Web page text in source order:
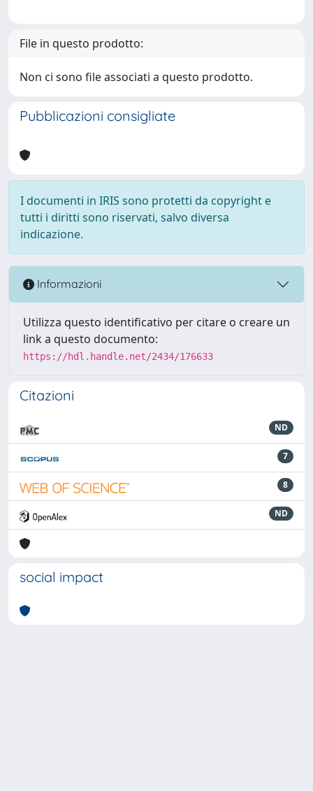
File in questo prodotto:
Non ci sono file associati a questo prodotto.
Pubblicazioni consigliate
I documenti in IRIS sono protetti da copyright e
tutti i diritti sono riservati, salvo diversa
indicazione.
Informazioni
Utilizza questo identificativo per citare o creare un
link a questo documento:
https://hdl.handle.net/2434/176633
Citazioni
ND
7
8
ND
social impact